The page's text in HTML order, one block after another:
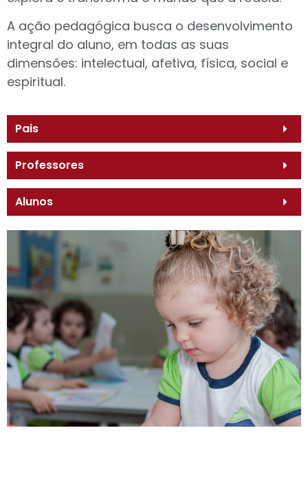
A ação pedagógica busca o desenvolvimento
integral do aluno, em todas as suas
dimensões: intelectual, afetiva, física, social e
espiritual.
Pais
Professores
Alunos